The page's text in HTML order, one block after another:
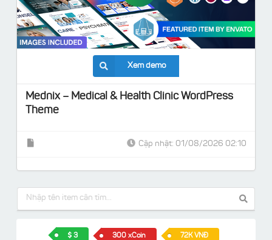
Xem demo
Mednix – Medical & Health Clinic WordPress
Theme
Cập nhật: 01/08/2026 02:10
3 300 xCoin 72K VNĐ